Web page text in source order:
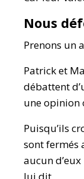
Nous
Prenons un
Patrick et
débattent
une opinion
Puisqu’ils
sont fermés
aucun d’eux